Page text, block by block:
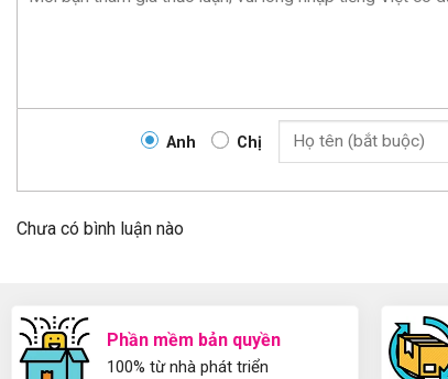
Anh Chị
Chưa có bình luận nào
Phần mềm bản quyền
100% từ nhà phát triển